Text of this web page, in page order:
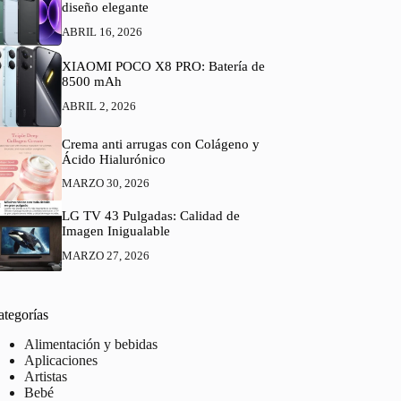
diseño elegante
ABRIL 16, 2026
XIAOMI POCO X8 PRO: Batería de
8500 mAh
ABRIL 2, 2026
Crema anti arrugas con Colágeno y
Ácido Hialurónico
MARZO 30, 2026
LG TV 43 Pulgadas: Calidad de
Imagen Inigualable
MARZO 27, 2026
Alimentación y bebidas
Aplicaciones
Artistas
Bebé